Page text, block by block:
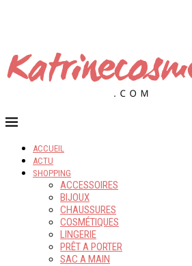
ACCUEIL
ACTU
SHOPPING
ACCESSOIRES
BIJOUX
CHAUSSURES
COSMÉTIQUES
LINGERIE
PRÊT A PORTER
SAC A MAIN